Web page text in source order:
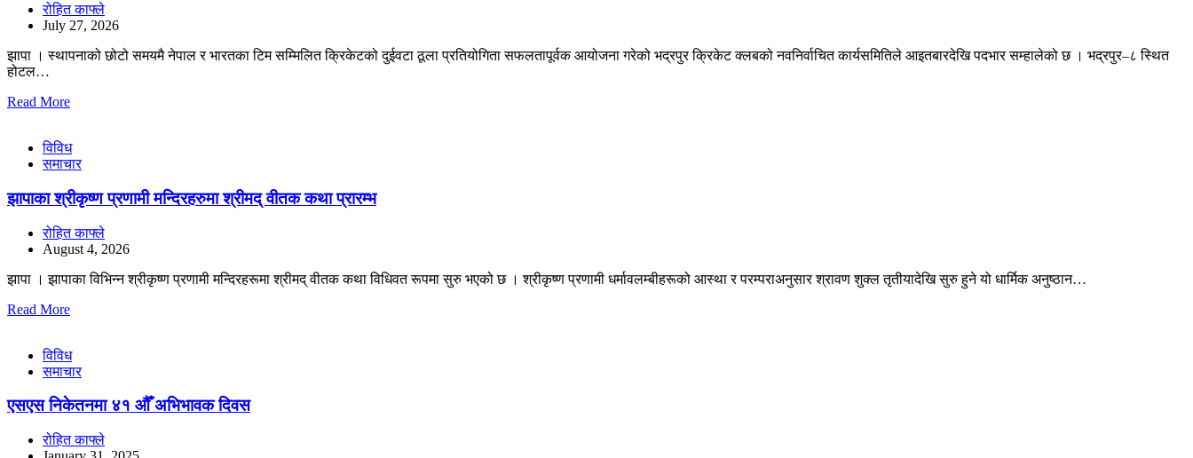
रोहित काफ्ले
July 27, 2026
झापा । स्थापनाको छोटो समयमै नेपाल र भारतका टिम सम्मिलित क्रिकेटको दुईवटा ठूला प्रतियोगिता सफलतापूर्वक आयोजना गरेको भद्रपुर क्रिकेट क्लबको नवनिर्वाचित कार्यसमितिले आइतबारदेखि पदभार सम्हालेको छ । भद्रपुर–८ स्थित
होटल…
Read More
विविध
समाचार
झापाका श्रीकृष्ण प्रणामी मन्दिरहरुमा श्रीमद् वीतक कथा प्रारम्भ
रोहित काफ्ले
August 4, 2026
झापा । झापाका विभिन्न श्रीकृष्ण प्रणामी मन्दिरहरूमा श्रीमद् वीतक कथा विधिवत रूपमा सुरु भएको छ । श्रीकृष्ण प्रणामी धर्मावलम्बीहरूको आस्था र परम्पराअनुसार श्रावण शुक्ल तृतीयादेखि सुरु हुने यो धार्मिक अनुष्ठान…
Read More
विविध
समाचार
एसएस निकेतनमा ४१ औँ अभिभावक दिवस
रोहित काफ्ले